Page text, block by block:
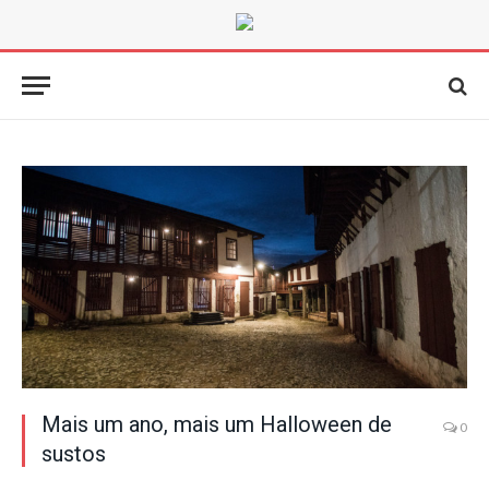
Mais um ano, mais um Halloween de
sustos
0